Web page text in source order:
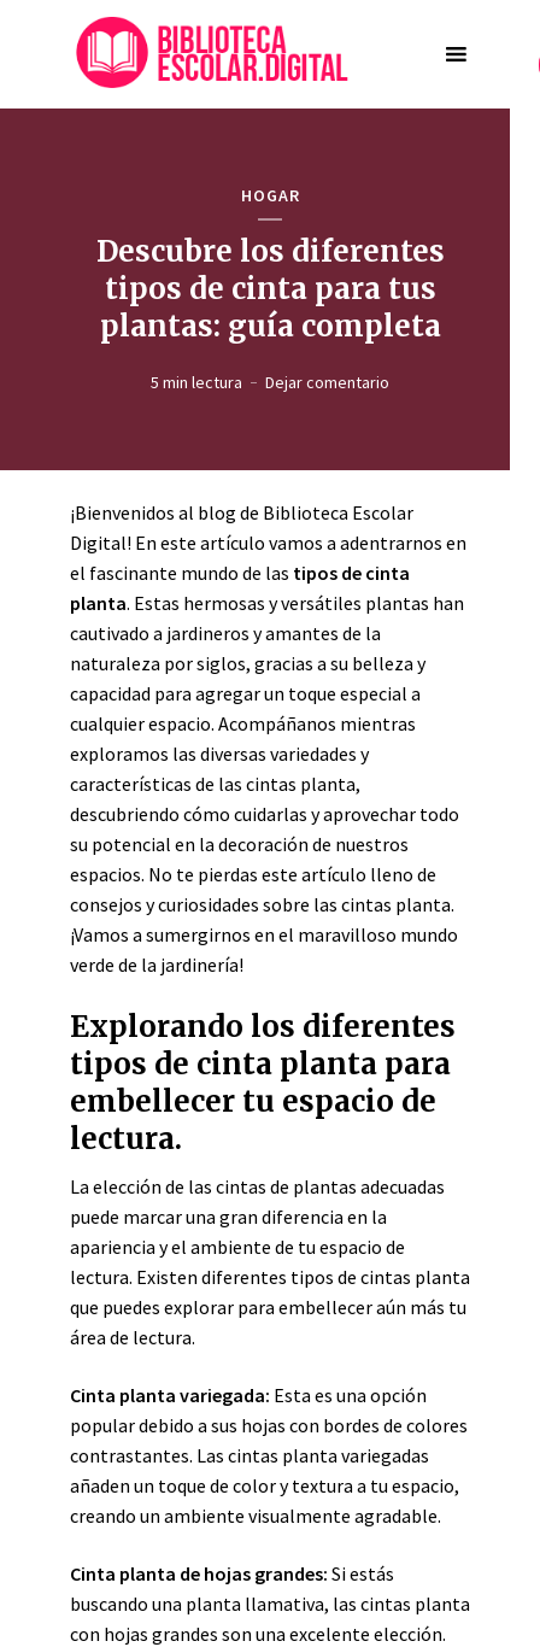
HOGAR
Descubre los diferentes
tipos de cinta para tus
plantas: guía completa
5 min lectura Dejar comentario
¡Bienvenidos al blog de Biblioteca Escolar
Digital! En este artículo vamos a adentrarnos en
el fascinante mundo de las tipos de cinta
planta. Estas hermosas y versátiles plantas han
cautivado a jardineros y amantes de la
naturaleza por siglos, gracias a su belleza y
capacidad para agregar un toque especial a
cualquier espacio. Acompáñanos mientras
exploramos las diversas variedades y
características de las cintas planta,
descubriendo cómo cuidarlas y aprovechar todo
su potencial en la decoración de nuestros
espacios. No te pierdas este artículo lleno de
consejos y curiosidades sobre las cintas planta.
¡Vamos a sumergirnos en el maravilloso mundo
verde de la jardinería!
Explorando los diferentes
tipos de cinta planta para
embellecer tu espacio de
lectura.
La elección de las cintas de plantas adecuadas
puede marcar una gran diferencia en la
apariencia y el ambiente de tu espacio de
lectura. Existen diferentes tipos de cintas planta
que puedes explorar para embellecer aún más tu
área de lectura.
Cinta planta variegada: Esta es una opción
popular debido a sus hojas con bordes de colores
contrastantes. Las cintas planta variegadas
añaden un toque de color y textura a tu espacio,
creando un ambiente visualmente agradable.
Cinta planta de hojas grandes: Si estás
buscando una planta llamativa, las cintas planta
con hojas grandes son una excelente elección.